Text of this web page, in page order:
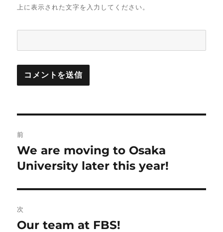
上に表示された文字を入力してください。
稿
ナ
ビ
ゲ
前
前
の
稿:
We are moving to Osaka
University later this year!
次
次
Our team at FBS!